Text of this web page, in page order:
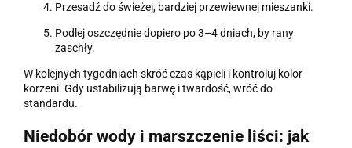
Przesadź do świeżej, bardziej przewiewnej mieszanki.
Podlej oszczędnie dopiero po 3–4 dniach, by rany
zaschły.
W kolejnych tygodniach skróć czas kąpieli i kontroluj kolor
korzeni. Gdy ustabilizują barwę i twardość, wróć do
standardu.
Niedobór wody i marszczenie liści: jak